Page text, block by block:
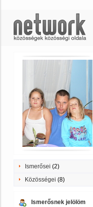
Ismerősei (2)
Közösségei (8)
Ismerősnek jelölöm